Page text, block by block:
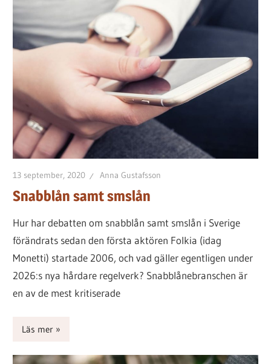
13 september, 2020 Anna Gustafsson
Snabblån samt smslån
Hur har debatten om snabblån samt smslån i Sverige
förändrats sedan den första aktören Folkia (idag
Monetti) startade 2006, och vad gäller egentligen under
2026:s nya hårdare regelverk? Snabblånebranschen är
en av de mest kritiserade
Läs mer